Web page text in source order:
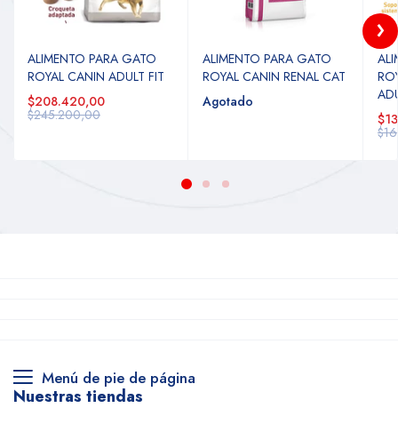
ALIMENTO PARA GATO
ROYAL CANIN ADULT FIT
$208.420,00
$245.200,00
ALIMENTO PARA GATO
ROYAL CANIN RENAL CAT
Agotado
Menú de pie de página
Nuestras tiendas